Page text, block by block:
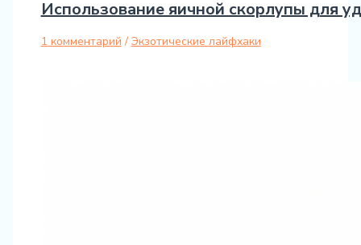
Использование яичной скорлупы для
1 комментарий / Экзотические лайфхаки